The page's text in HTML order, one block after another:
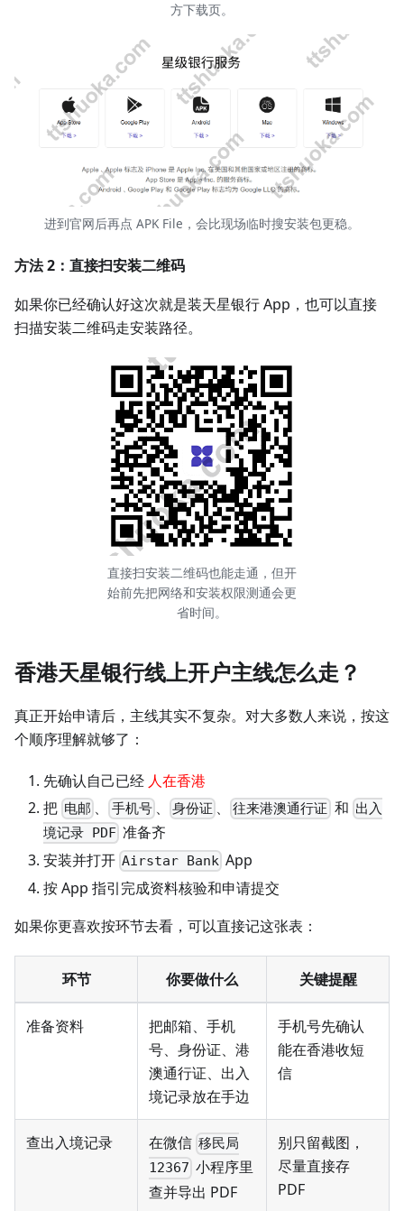
方下载页。
进到官网后再点 APK File，会比现场临时搜安装包更稳。
方法 2：直接扫安装二维码
如果你已经确认好这次就是装天星银行 App，也可以直接
扫描安装二维码走安装路径。
直接扫安装二维码也能走通，但开
始前先把网络和安装权限测通会更
省时间。
香港天星银行线上开户主线怎么走？
真正开始申请后，主线其实不复杂。对大多数人来说，按这
个顺序理解就够了：
先确认自己已经 人在香港
把 电邮 、 手机号、 身份证 、往来港澳通行证 和 出入
境记录 PDF 准备齐
安装并打开 Airstar Bank App
按 App 指引完成资料核验和申请提交
如果你更喜欢按环节去看，可以直接记这张表：
环节 你要做什么 关键提醒
准备资料
把邮箱、手机
号、身份证、港
澳通行证、出入
境记录放在手边
手机号先确认
能在香港收短
信
查出入境记录 在微信 移民局
12367 小程序里
查并导出 PDF
别只留截图，
尽量直接存
PDF